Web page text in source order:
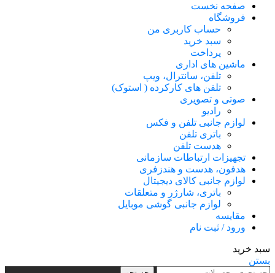
صفحه نخست
فروشگاه
حساب کاربری من
سبد خرید
پرداخت
ماشین های اداری
تلفن، سانترال، ویپ
تلفن های کارکرده ( استوک)
صوتی و تصویری
رادیو
لوازم جانبی تلفن و فکس
باتری تلفن
هدست تلفن
تجهیزات ارتباطات سازمانی
هدفون، هدست و هندزفری
لوازم جانبی کالای دیجیتال
باتری، شارژر و متعلقات
لوازم جانبی گوشی موبایل
مقایسه
ورود / ثبت نام
سبد خرید
بستن